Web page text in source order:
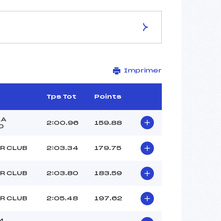
STADE DE COMPETITION
2220
3600/11/18
12H30
CATIEAU (CA)
Imprimer
Tps Tot Points
2:00.96 159.88
CLUB 2:03.34 179.75
CLUB 2:03.80 183.59
CLUB 2:05.48 197.62